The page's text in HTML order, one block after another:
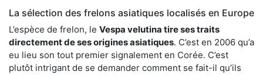
La sélection des frelons asiatiques localisés en Europe
L’espèce de frelon, le Vespa velutina tire ses traits
directement de ses origines asiatiques. C’est en 2006 qu’a
eu lieu son tout premier signalement en Corée. C’est
plutôt intrigant de se demander comment se fait-il qu’ils